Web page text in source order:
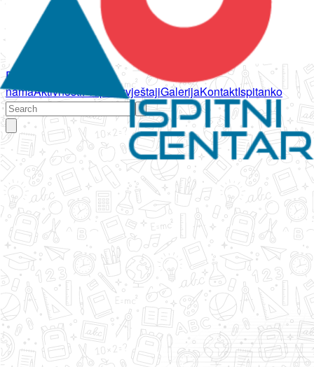
Početna
namaAktivnostiPropisi IzvještajiGalerijaKontaktIspitanko